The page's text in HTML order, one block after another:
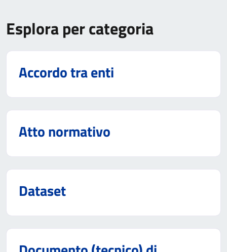
Esplora per categoria
Accordo tra enti
Atto normativo
Dataset